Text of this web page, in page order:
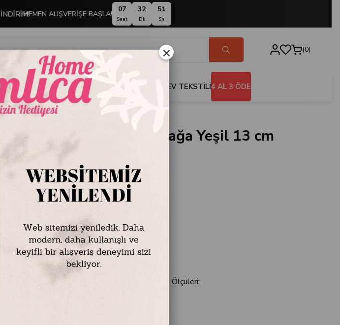
HEMEN ALIŞVERİŞE BAŞLA! 07
Saat
32
Dk
50
Sn
0
TABLO KOLEKSİYONU EV TEKSTİLİ4 AL 3 ÖDE
Dekoratif Kurbağa Yeşil 13 cm
Stok Kodu
Marka:Kare Home
Dekoratif Kurbağa Yeşil 13 cm
Materyal: Polyester
Renk: Yeşil
Dekoratif Kurbağa Yeşil 13 cm Ölçüleri:
×